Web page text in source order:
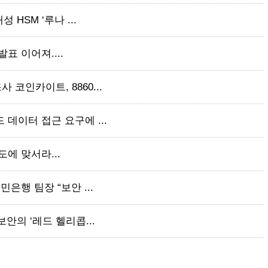
HSM ‘루나 ...
표 이어져....
코인카이트, 8860...
데이터 접근 요구에 ...
에 맞서라...
은행 팀장 “보안 ...
안의 ‘레드 헬리콥...